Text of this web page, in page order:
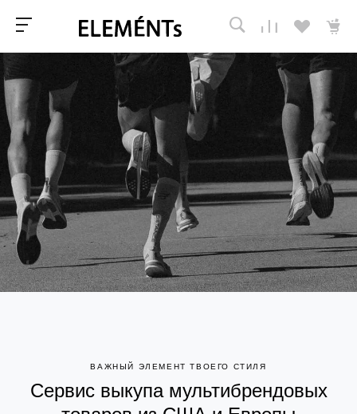
ВАЖНЫЙ ЭЛЕМЕНТ ТВОЕГО СТИЛЯ
Сервис выкупа мультибрендовых